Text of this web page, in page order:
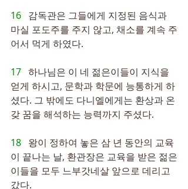
16 감독관은 그들에게 지정된 음식과
마실 포도주를 주지 않고, 채소를 계속 주
어서 먹게 하였다.
17 하나님은 이 네 젊은이들이 지식을
얻게 하시고, 문학과 학문에 능통하게 하
셨다. 그 밖에도 다니엘에게는 환상과 온
갖 꿈을 해석하는 능력까지 주셨다.
18 왕이 정하여 놓은 삼 년 동안의 교육
이 끝나는 날, 환관장은 교육을 받은 젊은
이들을 모두 느부갓네살 앞으로 데리고
갔다.